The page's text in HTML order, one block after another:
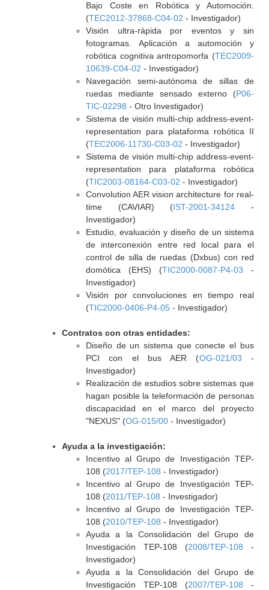
Bajo Coste en Robótica y Automoción.
(TEC2012-37868-C04-02 - Investigador)
Visión ultra-rápida por eventos y sin
fotogramas. Aplicación a automoción y
robótica cognitiva antropomorfa (TEC2009-
10639-C04-02 - Investigador)
Navegación semi-autónoma de sillas de
ruedas mediante sensado externo (P06-
TIC-02298 - Otro Investigador)
Sistema de visión multi-chip address-event-
representation para plataforma robótica II
(TEC2006-11730-C03-02 - Investigador)
Sistema de visión multi-chip address-event-
representation para plataforma robótica
(TIC2003-08164-C03-02 - Investigador)
Convolution AER vision architecture for real-
time (CAVIAR) (IST-2001-34124 -
Investigador)
Estudio, evaluación y diseño de un sistema
de interconexión entre red local para el
control de silla de ruedas (Dxbus) con red
domótica (EHS) (TIC2000-0087-P4-03 -
Investigador)
Visión por convoluciones en tiempo real
(TIC2000-0406-P4-05- Investigador)
Contratos con otras entidades:
Diseño de un sistema que conecte el bus
PCI con el bus AER (OG-021/03 -
Investigador)
Realización de estudios sobre sistemas que
hagan posible la teleformación de personas
discapacidad en el marco del proyecto
"NEXUS" (OG-015/00- Investigador)
Ayuda a la investigación:
Incentivo al Grupo de Investigación TEP-
108 (2017/TEP-108 - Investigador)
Incentivo al Grupo de Investigación TEP-
108 (2011/TEP-108 - Investigador)
Incentivo al Grupo de Investigación TEP-
108 (2010/TEP-108 - Investigador)
Ayuda a la Consolidación del Grupo de
Investigación TEP-108 (2008/TEP-108 -
Investigador)
Ayuda a la Consolidación del Grupo de
Investigación TEP-108 (2007/TEP-108 -